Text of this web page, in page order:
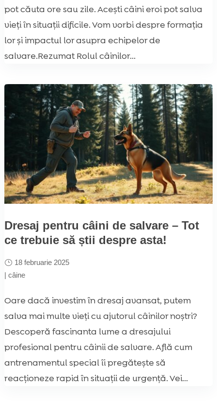
pot căuta ore sau zile. Acești câini eroi pot salva
vieți în situații dificile. Vom vorbi despre formația
lor și impactul lor asupra echipelor de
salvare.Rezumat Rolul câinilor...
Dresaj pentru câini de salvare – Tot
ce trebuie să știi despre asta!
18 februarie 2025
| câine
Oare dacă investim în dresaj avansat, putem
salva mai multe vieți cu ajutorul câinilor noștri?
Descoperă fascinanta lume a dresajului
profesional pentru câinii de salvare. Află cum
antrenamentul special îi pregătește să
reacționeze rapid în situații de urgență. Vei...